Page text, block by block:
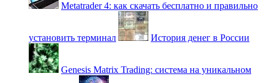
Metatrader 4: как скачать бесплатно и правильно
установить терминал История денег в России
Genesis Matrix Trading: система на уникальном